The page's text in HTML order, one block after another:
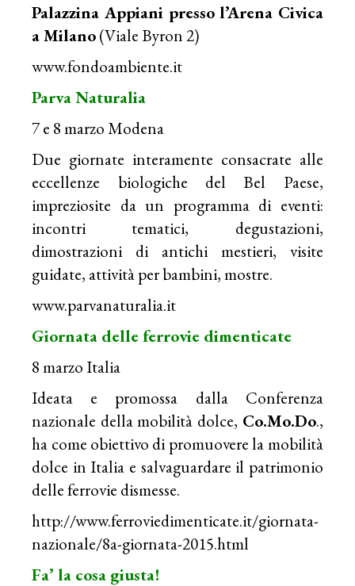
Palazzina Appiani presso l’Arena Civica
a Milano(Viale Byron 2)
www.fondoambiente.it
Parva Naturalia
7 e 8 marzo Modena
Due giornate interamente consacrate alle
eccellenze biologiche del Bel Paese,
impreziosite da un programma di eventi:
incontri tematici, degustazioni,
dimostrazioni di antichi mestieri, visite
guidate, attività per bambini, mostre.
www.parvanaturalia.it
Giornata delle ferrovie dimenticate
8 marzo Italia
Ideata e promossa dalla Conferenza
nazionale della mobilità dolce, Co.Mo.Do.,
ha come obiettivo di promuovere la mobilità
dolce in Italia e salvaguardare il patrimonio
delle ferrovie dismesse.
http://www.ferroviedimenticate.it/giornata-
nazionale/8a-giornata-2015.html
Fa’ la cosa giusta!